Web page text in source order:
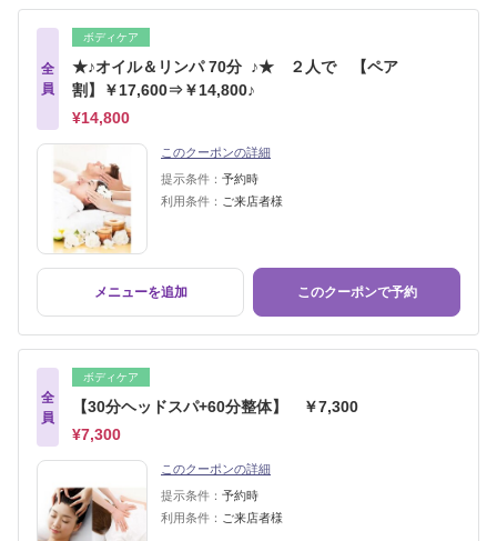
全
員
ボディケア
★♪オイル＆リンパ 70分 ♪★ ２人で 【ペア
割】￥17,600⇒￥14,800♪
¥14,800
このクーポンの詳細
提示条件： 予約時
利用条件： ご来店者様
メニューを追加 このクーポンで予約
全
員
ボディケア
【30分ヘッドスパ+60分整体】 ￥7,300
¥7,300
このクーポンの詳細
提示条件： 予約時
利用条件： ご来店者様